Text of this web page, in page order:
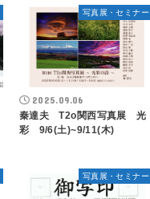
写真展・セミナー
2025.09.06
秦達夫 T2o関西写真展 光
彩 9/6(土)~9/11(木)
写真展・セミナー